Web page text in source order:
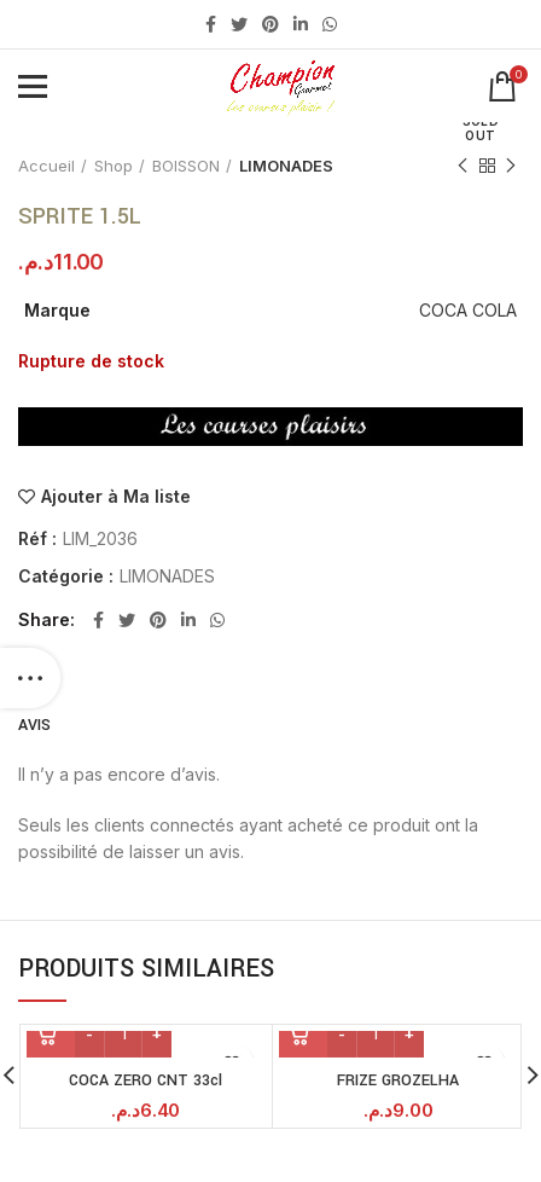
0
SOLD
OUT
Accueil Shop BOISSON LIMONADES
SPRITE 1.5L
11.00د.م.
Marque COCA COLA
Rupture de stock
Ajouter à Ma liste
Réf : LIM_2036
Catégorie : LIMONADES
Share
AVIS
Il n’y a pas encore d’avis.
Seuls les clients connectés ayant acheté ce produit ont la
possibilité de laisser un avis.
PRODUITS SIMILAIRES
COCA ZERO CNT 33cl
6.40د.م.
FRIZE GROZELHA
9.00د.م.